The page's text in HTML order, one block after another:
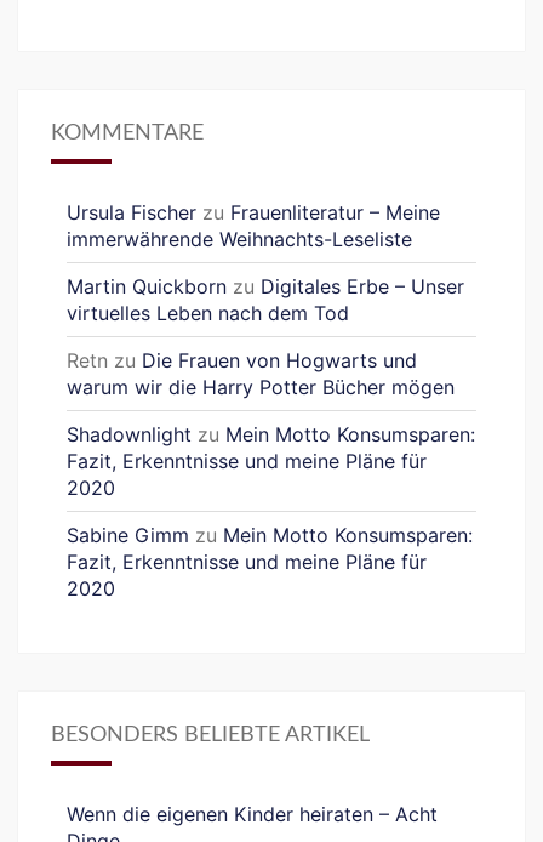
KOMMENTARE
Ursula Fischer zu Frauenliteratur – Meine
immerwährende Weihnachts-Leseliste
Martin Quickborn zu Digitales Erbe – Unser
virtuelles Leben nach dem Tod
Retn zu Die Frauen von Hogwarts und
warum wir die Harry Potter Bücher mögen
Shadownlight zu Mein Motto Konsumsparen:
Fazit, Erkenntnisse und meine Pläne für
2020
Sabine Gimm zu Mein Motto Konsumsparen:
Fazit, Erkenntnisse und meine Pläne für
2020
BESONDERS BELIEBTE ARTIKEL
Wenn die eigenen Kinder heiraten – Acht